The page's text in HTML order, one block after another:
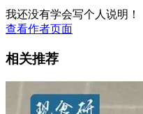
我还没有学会写个人说明！
查看作者页面
相关推荐